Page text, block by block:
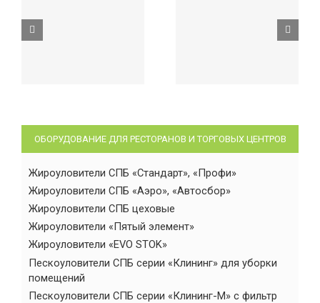
ОБОРУДОВАНИЕ ДЛЯ РЕСТОРАНОВ И ТОРГОВЫХ ЦЕНТРОВ
Жироуловители СПБ «Стандарт», «Профи»
Жироуловители СПБ «Аэро», «Автосбор»
Жироуловители СПБ цеховые
Жироуловители «Пятый элемент»
Жироуловители «EVO STOK»
Пескоуловители СПБ серии «Клининг» для уборки
помещений
Пескоуловители СПБ серии «Клининг-М» с фильтр